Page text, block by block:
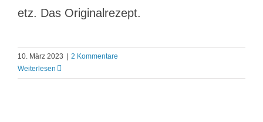
etz. Das Originalrezept.
10. März 2023 | 2 Kommentare
Weiterlesen